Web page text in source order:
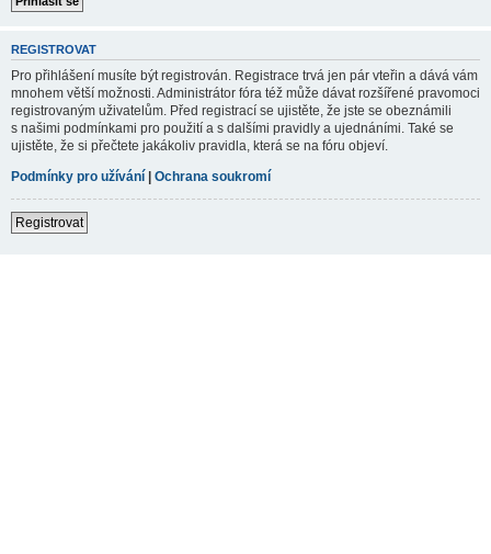
REGISTROVAT
Pro přihlášení musíte být registrován. Registrace trvá jen pár vteřin a dává vám
mnohem větší možnosti. Administrátor fóra též může dávat rozšířené pravomoci
registrovaným uživatelům. Před registrací se ujistěte, že jste se obeznámili
s našimi podmínkami pro použití a s dalšími pravidly a ujednáními. Také se
ujistěte, že si přečtete jakákoliv pravidla, která se na fóru objeví.
Podmínky pro užívání | Ochrana soukromí
Registrovat